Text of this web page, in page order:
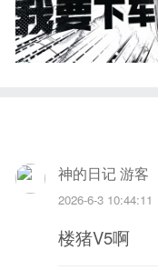
神的日记 游客
2026-6-3 10:44:11
楼猪V5啊